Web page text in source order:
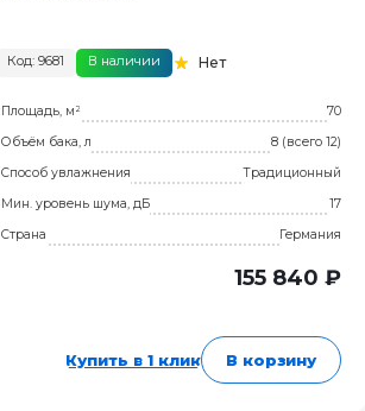
Код: 9681 В наличии Нет
Площадь, м²
70
Объём бака, л
8 (всего 12)
Способ увлажнения
Традиционный
Мин. уровень шума, дБ
17
Страна
Германия
155 840 ₽
Купить в 1 клик В корзину